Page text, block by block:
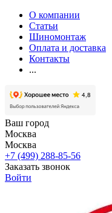
О компании
Статьи
Шиномонтаж
Оплата и доставка
Контакты
...
Ваш город
Москва
Москва
+7 (499) 288-85-56
Заказать звонок
Войти